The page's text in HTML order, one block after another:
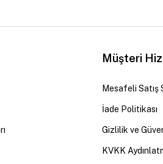
Müşteri
Mesafeli Satış
İade Politikası
Gizlilik ve
KVKK